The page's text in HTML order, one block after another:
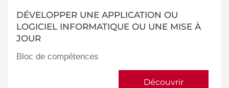
DÉVELOPPER UNE APPLICATION OU
LOGICIEL INFORMATIQUE OU UNE MISE À
JOUR
Bloc de compétences
Découvrir